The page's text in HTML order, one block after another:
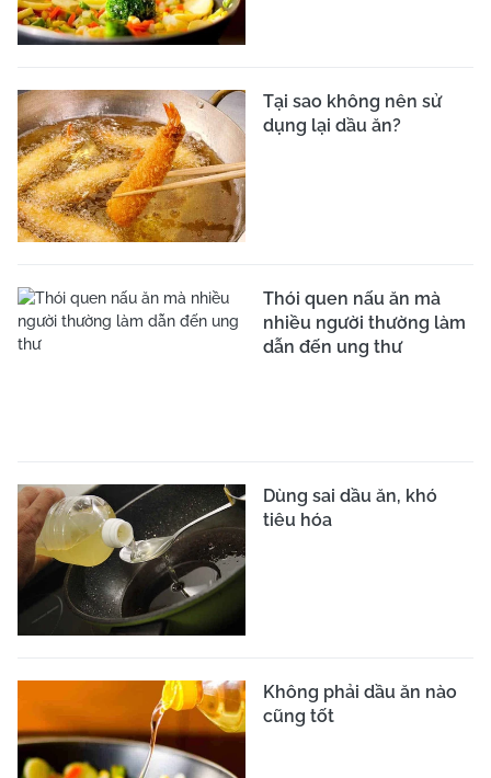
Tại sao không nên sử
dụng lại dầu ăn?
Thói quen nấu ăn mà
nhiều người thường làm
dẫn đến ung thư
Dùng sai dầu ăn, khó
tiêu hóa
Không phải dầu ăn nào
cũng tốt